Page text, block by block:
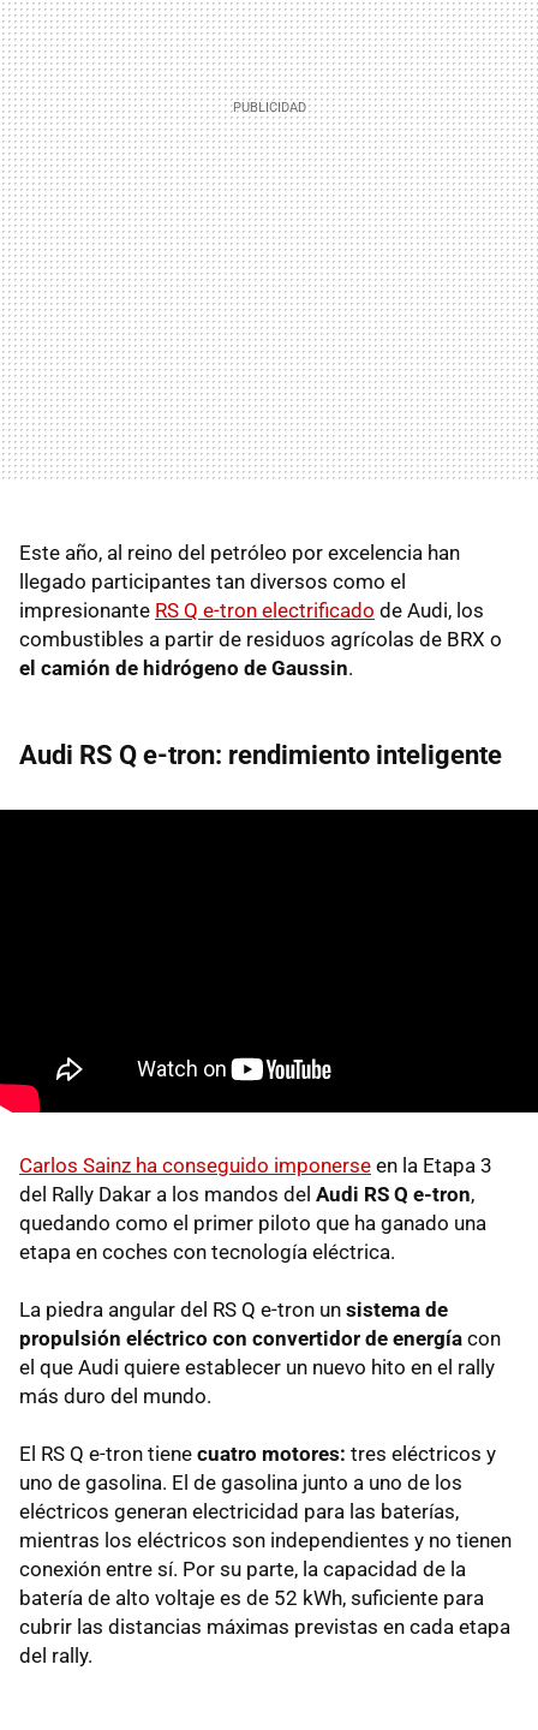
Este año, al reino del petróleo por excelencia han
llegado participantes tan diversos como el
impresionante RS Q e-tron electrificado de Audi, los
combustibles a partir de residuos agrícolas de BRX o
el camión de hidrógeno de Gaussin.
Audi RS Q e-tron: rendimiento inteligente
Carlos Sainz ha conseguido imponerse en la Etapa 3
del Rally Dakar a los mandos del Audi RS Q e-tron,
quedando como el primer piloto que ha ganado una
etapa en coches con tecnología eléctrica.
La piedra angular del RS Q e-tron un sistema de
propulsión eléctrico con convertidor de energía con
el que Audi quiere establecer un nuevo hito en el rally
más duro del mundo.
El RS Q e-tron tiene cuatro motores: tres eléctricos y
uno de gasolina. El de gasolina junto a uno de los
eléctricos generan electricidad para las baterías,
mientras los eléctricos son independientes y no tienen
conexión entre sí. Por su parte, la capacidad de la
batería de alto voltaje es de 52 kWh, suficiente para
cubrir las distancias máximas previstas en cada etapa
del rally.